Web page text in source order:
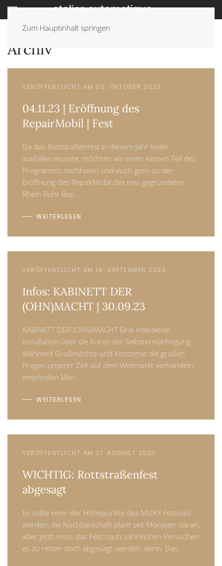
Zum Hauptinhalt springen
Archiv
VERÖFFENTLICHT AM 05. OKTOBER 2023.
04.11.23 | Eröffnung des
RepairMobil | Fest
Da das Rottstraßenfest in diesem Jahr leider
ausfallen musste, möchten wir einen kleinen Teil des
Programms nachholen und euch gern zu der
Eröffnung des RepairMobil des neu gegründeten
Rhein Ruhr Rep…
WEITERLESEN
VERÖFFENTLICHT AM 16. SEPTEMBER 2023.
Infos: KABINETT DER
(OHN)MACHT | 30.09.23
KABINETT DER (OHN)MACHT Eine interaktive
Installation über die Kunst der Selbstermächtigung
Während Großmächte und Konzerne die großen
Fragen unserer Zeit auf dem Weltmarkt verhandeln,
empfinden Men…
WEITERLESEN
VERÖFFENTLICHT AM 21. AUGUST 2023.
WICHTIG: Rottstraßenfest
abgesagt
Es sollte einer der Höhepunkte des MURX Festivals
werden, die Nachbarschaft plant seit Monaten daran,
aber jetzt muss das Fest nach zahlreichen Versuchen
es zu retten doch abgesagt werden, denn: Das…